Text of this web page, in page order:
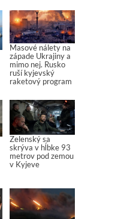
Masové nálety na
západe Ukrajiny a
mimo nej. Rusko
ruší kyjevský
raketový program
Zelenský sa
skrýva v hĺbke 93
metrov pod zemou
v Kyjeve